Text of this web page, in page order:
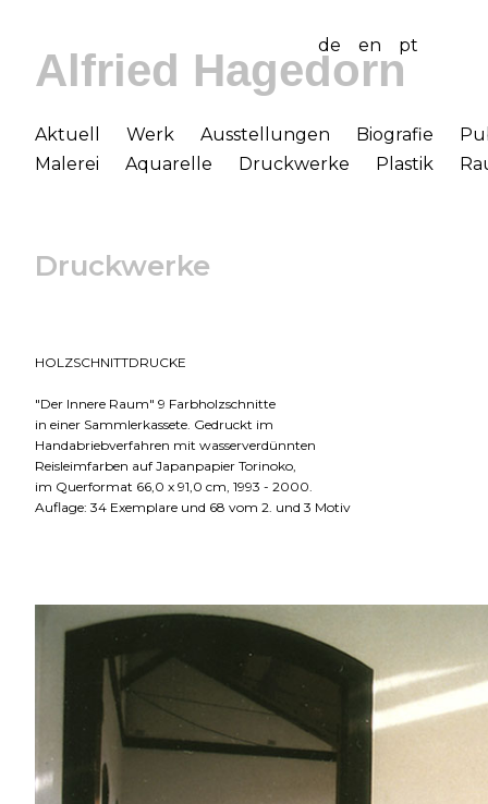
Alfried Hagedorn
de en pt
Aktuell
Werk
Malerei
Aquarelle Druckwerke Plastik
Ausstellungen Biografie
Druckwerke
HOLZSCHNITTDRUCKE
"Der Innere Raum" 9 Farbholzschnitte
in einer Sammlerkassete. Gedruckt im
Handabriebverfahren mit wasserverdünnten
Reisleimfarben auf Japanpapier Torinoko,
im Querformat 66,0 x 91,0 cm, 1993 - 2000.
Auflage: 34 Exemplare und 68 vom 2. und 3 Motiv